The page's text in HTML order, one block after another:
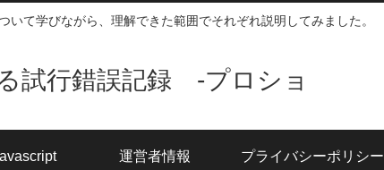
て学びながら、理解できた範囲でそれぞれ説明してみました。
試行錯誤記録 -プロショ
運営者情報 プライバシーポリシー